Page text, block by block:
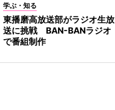
学ぶ・知る
東播磨高放送部がラジオ生放
送に挑戦 BAN-BANラジオ
で番組制作